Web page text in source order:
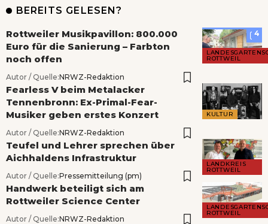
BEREITS GELESEN?
4
ROTTWEIL
Rottweiler Musikpavillon: 800.000
Euro für die Sanierung – Farbton
noch offen
Autor / Quelle:NRWZ-Redaktion
KULTUR
Fearless V beim Metalacker
Tennenbronn: Ex-Primal-Fear-
Musiker geben erstes Konzert
Autor / Quelle:NRWZ-Redaktion
LANDKREIS
ROTTWEIL
Teufel und Lehrer sprechen über
Aichhaldens Infrastruktur
Autor / Quelle:Pressemitteilung (pm)
ROTTWEIL
Handwerk beteiligt sich am
Rottweiler Science Center
Autor / Quelle:NRWZ-Redaktion